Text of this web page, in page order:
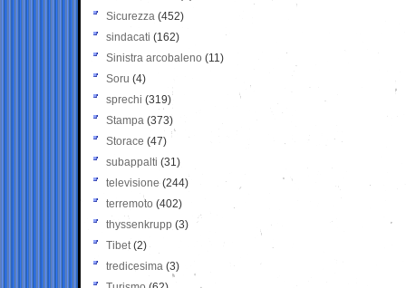
Sicurezza (452)
sindacati (162)
Sinistra arcobaleno (11)
Soru (4)
sprechi (319)
Stampa (373)
Storace (47)
subappalti (31)
televisione(244)
terremoto (402)
thyssenkrupp (3)
Tibet(2)
tredicesima (3)